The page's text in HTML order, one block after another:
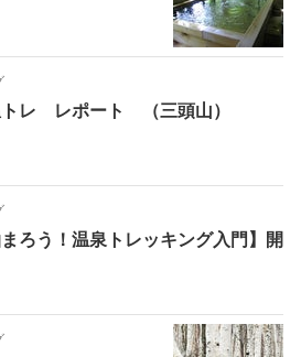
トレ レポート （三頭山）
ろう！温泉トレッキング入門】開